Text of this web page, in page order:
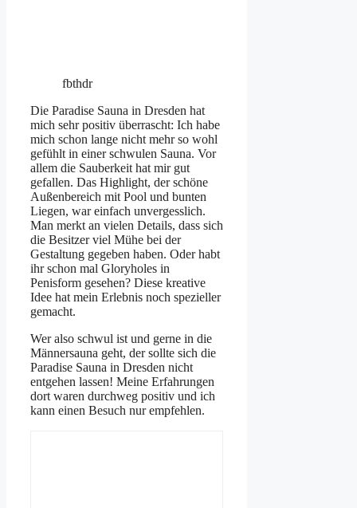
fbthdr
Die Paradise Sauna in Dresden hat
mich sehr positiv überrascht: Ich habe
mich schon lange nicht mehr so wohl
gefühlt in einer schwulen Sauna. Vor
allem die Sauberkeit hat mir gut
gefallen. Das Highlight, der schöne
Außenbereich mit Pool und bunten
Liegen, war einfach unvergesslich.
Man merkt an vielen Details, dass sich
die Besitzer viel Mühe bei der
Gestaltung gegeben haben. Oder habt
ihr schon mal Gloryholes in
Penisform gesehen? Diese kreative
Idee hat mein Erlebnis noch spezieller
gemacht.
Wer also schwul ist und gerne in die
Männersauna geht, der sollte sich die
Paradise Sauna in Dresden nicht
entgehen lassen! Meine Erfahrungen
dort waren durchweg positiv und ich
kann einen Besuch nur empfehlen.